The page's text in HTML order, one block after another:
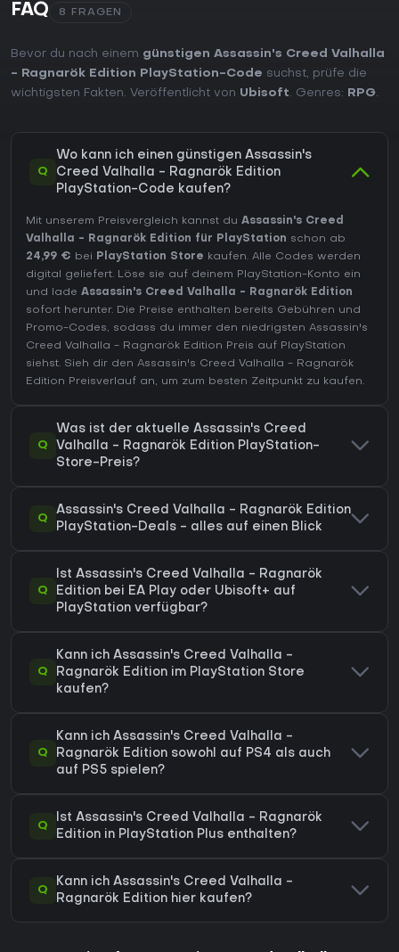
FAQ 8 FRAGEN
Bevor du nach einem günstigen Assassin's Creed Valhalla
- Ragnarök Edition PlayStation-Code suchst, prüfe die
wichtigsten Fakten. Veröffentlicht von Ubisoft. Genres: RPG.
Q
Wo kann ich einen günstigen Assassin's
Creed Valhalla - Ragnarök Edition
PlayStation-Code kaufen?
Mit unserem Preisvergleich kannst du Assassin's Creed
Valhalla - Ragnarök Edition für PlayStation schon ab
24,99 € bei PlayStation Store kaufen. Alle Codes werden
digital geliefert. Löse sie auf deinem PlayStation-Konto ein
und lade Assassin's Creed Valhalla - Ragnarök Edition
sofort herunter. Die Preise enthalten bereits Gebühren und
Promo-Codes, sodass du immer den niedrigsten Assassin's
Creed Valhalla - Ragnarök Edition Preis auf PlayStation
siehst. Sieh dir den Assassin's Creed Valhalla - Ragnarök
Edition Preisverlauf an, um zum besten Zeitpunkt zu kaufen.
Q
Was ist der aktuelle Assassin's Creed
Valhalla - Ragnarök Edition PlayStation-
Store-Preis?
Q
Assassin's Creed Valhalla - Ragnarök Edition
PlayStation-Deals - alles auf einen Blick
Q
Ist Assassin's Creed Valhalla - Ragnarök
Edition bei EA Play oder Ubisoft+ auf
PlayStation verfügbar?
Q
Kann ich Assassin's Creed Valhalla -
Ragnarök Edition im PlayStation Store
kaufen?
Q
Kann ich Assassin's Creed Valhalla -
Ragnarök Edition sowohl auf PS4 als auch
auf PS5 spielen?
Q
Ist Assassin's Creed Valhalla - Ragnarök
Edition in PlayStation Plus enthalten?
Q
Kann ich Assassin's Creed Valhalla -
Ragnarök Edition hier kaufen?